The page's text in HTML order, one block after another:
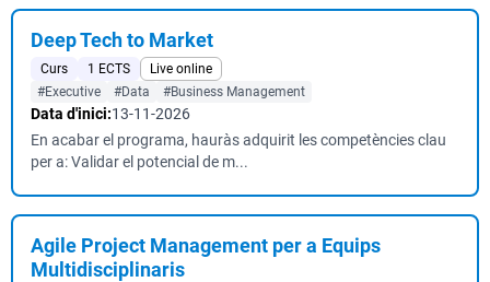
Deep Tech to Market
Curs 1 ECTS
Live online
#Executive
#Data #Business Management
Data d'inici:13-11-2026
En acabar el programa, hauràs adquirit les competències clau
per a: Validar el potencial de m...
Agile Project Management per a Equips
Multidisciplinaris